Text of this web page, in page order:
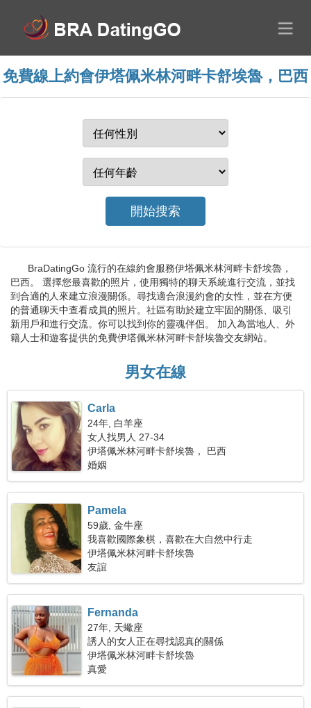
免費線上約會伊塔佩米林河畔卡舒埃魯，巴西
BraDatingGo 流行的在線約會服務伊塔佩米林河畔卡舒埃魯，
巴西。 選擇您最喜歡的照片，使用獨特的聊天系統進行交流，並找
到合適的人來建立浪漫關係。尋找適合浪漫約會的女性，並在方便
的普通聊天中查看成員的照片。社區有助於建立牢固的關係、吸引
新用戶和進行交流。你可以找到你的靈魂伴侶。 加入為當地人、外
籍人士和遊客提供的免費伊塔佩米林河畔卡舒埃魯交友網站。
男女在線
Carla
24年, 白羊座
女人找男人 27-34
伊塔佩米林河畔卡舒埃魯， 巴西
婚姻
Pamela
59歲, 金牛座
我喜歡國際象棋，喜歡在大自然中行走
伊塔佩米林河畔卡舒埃魯
友誼
Fernanda
27年, 天蠍座
誘人的女人正在尋找認真的關係
伊塔佩米林河畔卡舒埃魯
真愛